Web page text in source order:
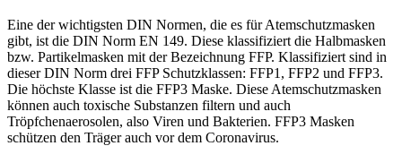
Eine der wichtigsten DIN Normen, die es für Atemschutzmasken
gibt, ist die DIN Norm EN 149. Diese klassifiziert die Halbmasken
bzw. Partikelmasken mit der Bezeichnung FFP. Klassifiziert sind in
dieser DIN Norm drei FFP Schutzklassen: FFP1, FFP2 und FFP3.
Die höchste Klasse ist die FFP3 Maske. Diese Atemschutzmasken
können auch toxische Substanzen filtern und auch
Tröpfchenaerosolen, also Viren und Bakterien. FFP3 Masken
schützen den Träger auch vor dem Coronavirus.